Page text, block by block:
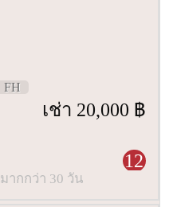
FH
เช่า 20,000 ฿
12
ากกว่า 30 วัน